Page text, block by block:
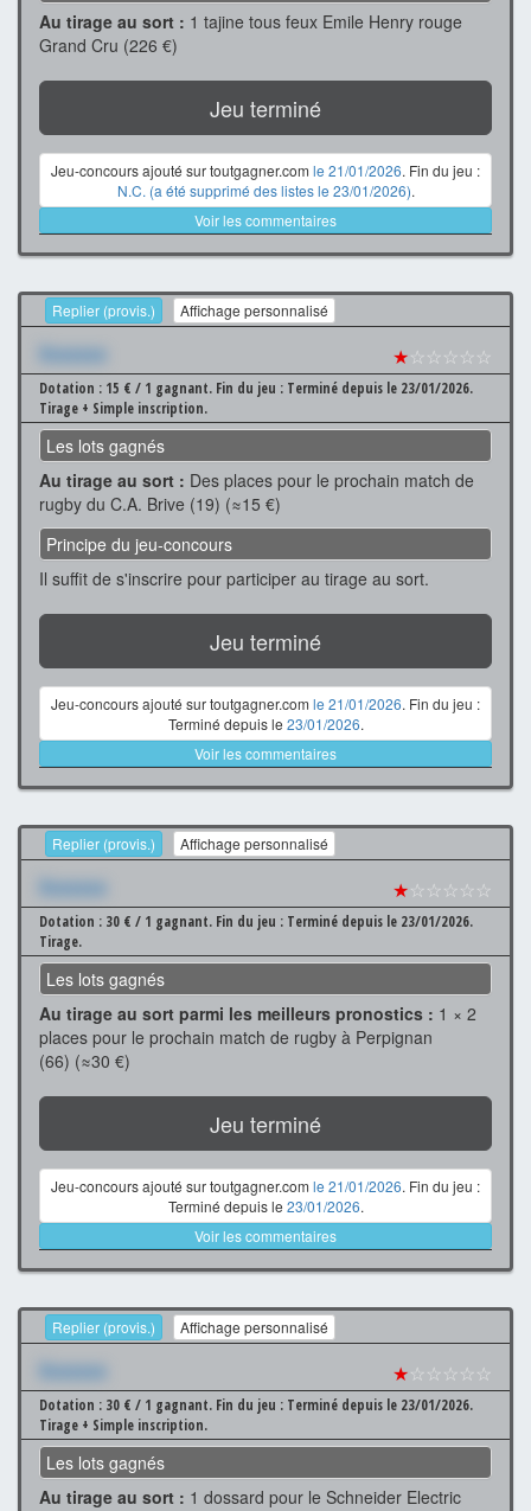
Au tirage au sort : 1 tajine tous feux Emile Henry rouge
Grand Cru (226 €)
Jeu terminé
Jeu-concours ajouté sur toutgagner.com le 21/01/2026. Fin du jeu :
N.C. (a été supprimé des listes le 23/01/2026).
Voir les commentaires
Replier (provis.) Affichage personnalisé
Xxxxxxx ★☆☆☆☆☆
Dotation : 15 € / 1 gagnant. Fin du jeu : Terminé depuis le 23/01/2026.
Tirage + Simple inscription.
Les lots gagnés
Au tirage au sort : Des places pour le prochain match de
rugby du C.A. Brive (19) (≈15 €)
Principe du jeu-concours
Il suffit de s'inscrire pour participer au tirage au sort.
Jeu terminé
Jeu-concours ajouté sur toutgagner.com le 21/01/2026. Fin du jeu :
Terminé depuis le 23/01/2026.
Voir les commentaires
Replier (provis.) Affichage personnalisé
Xxxxxxx ★☆☆☆☆☆
Dotation : 30 € / 1 gagnant. Fin du jeu : Terminé depuis le 23/01/2026.
Tirage.
Les lots gagnés
Au tirage au sort parmi les meilleurs pronostics : 1 × 2
places pour le prochain match de rugby à Perpignan
(66) (≈30 €)
Jeu terminé
Jeu-concours ajouté sur toutgagner.com le 21/01/2026. Fin du jeu :
Terminé depuis le 23/01/2026.
Voir les commentaires
Replier (provis.) Affichage personnalisé
Xxxxxxx ★☆☆☆☆☆
Dotation : 30 € / 1 gagnant. Fin du jeu : Terminé depuis le 23/01/2026.
Tirage + Simple inscription.
Les lots gagnés
Au tirage au sort : 1 dossard pour le Schneider Electric